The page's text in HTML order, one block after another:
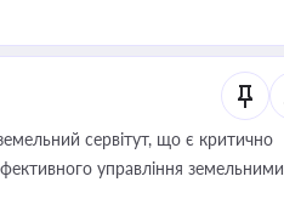
сервітут, що є критично
управління земельними